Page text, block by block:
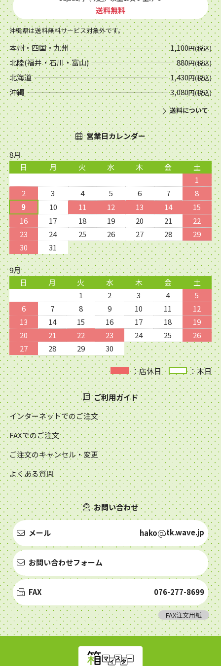
送料無料
沖縄県は送料無料サービス対象外です。
本州・四国・九州 1,100円(税込)
北陸(福井・石川・富山) 880円(税込)
北海道 1,430円(税込)
沖縄 3,080円(税込)
送料について
営業日カレンダー
8月
日
月 火 水 木 金
土
1
2
3 4 5 6 7
8
9
10 11 12 13 14
15
16
17 18 19 20 21
22
23
24 25 26 27 28
29
30
31
9月
日
月 火 水 木 金
土
1
2 3 4
5
6
7 8 9 10 11
12
13
14 15 16 17 18
19
20
21 22 23 24 25
26
27
28 29 30
：店休日 ：本日
ご利用ガイド
インターネットでのご注文
FAXでのご注文
ご注文のキャンセル・変更
よくある質問
お問い合わせ
メール hako tk.wave.jp
お問い合わせフォーム
FAX 076-277-8699
FAX注文用紙